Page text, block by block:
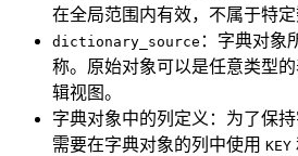
在全局范围内有效，不属于特定
dictionary_source ：字典对象
称。原始对象可以是任意类型
辑视图。
字典对象中的列定义：为了保持
需要在字典对象的列中使用 KEY